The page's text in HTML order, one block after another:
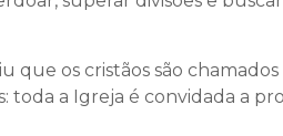
os cristãos são chamados
toda a Igreja é convidada a